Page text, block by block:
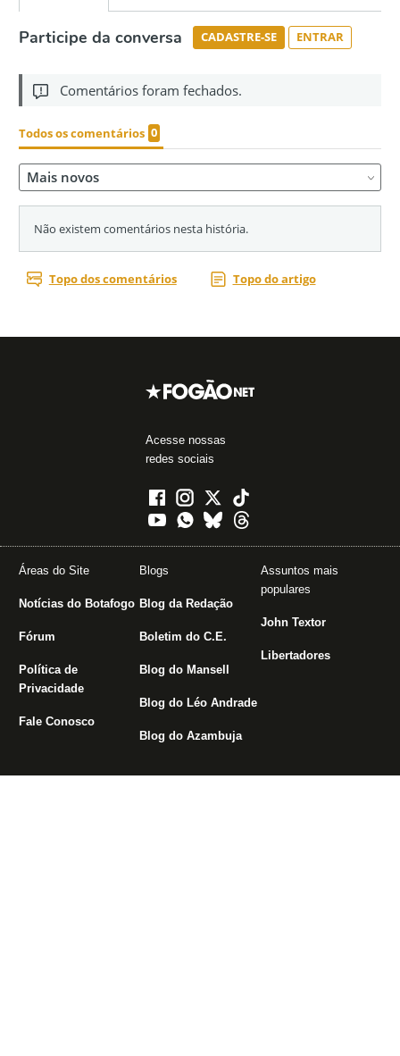
Acesse nossas
redes sociais
Áreas do Site
Notícias do Botafogo
Fórum
Política de
Privacidade
Fale Conosco
Blogs
Blog da Redação
Boletim do C.E.
Blog do Mansell
Blog do Léo Andrade
Blog do Azambuja
Assuntos mais
populares
John Textor
Libertadores